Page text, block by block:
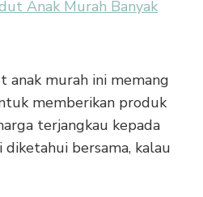
anak murah ini memang
memberikan produk
terjangkau kepada
diketahui bersama, kalau